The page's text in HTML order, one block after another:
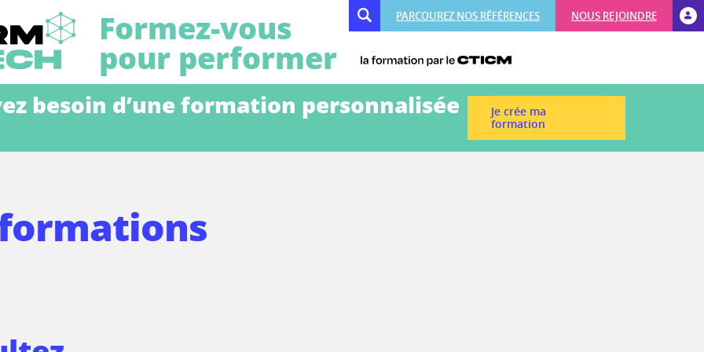
logiciels
PARCOUREZ NOS RÉFÉRENCES NOUS REJOINDRE
Formez-vous
pour performer
besoin d’une formation personnalisée
Je crée ma
formation